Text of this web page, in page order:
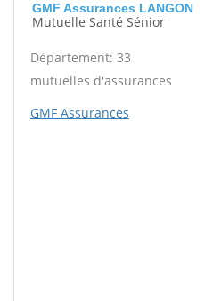
GMF Assurances LANGON
Mutuelle Santé Sénior
Département: 33
mutuelles d'assurances
GMF Assurances